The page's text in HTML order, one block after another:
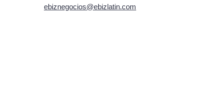
ebiznegocios@ebizlatin.com